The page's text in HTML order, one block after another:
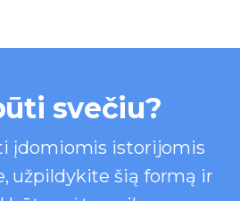
svečiu?
įdomiomis istorijomis
užpildykite šią formą ir